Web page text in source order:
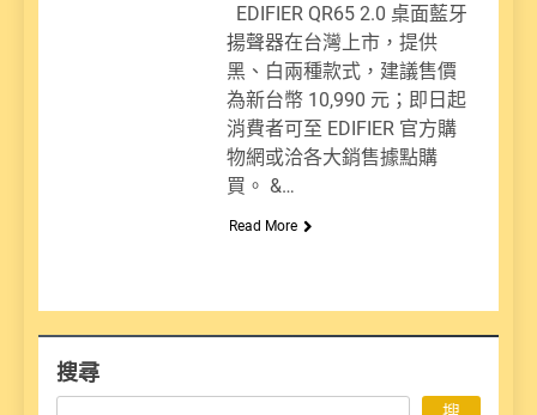
EDIFIER QR65 2.0 桌面藍牙
揚聲器在台灣上市，提供
黑、白兩種款式，建議售價
為新台幣 10,990 元；即日起
消費者可至 EDIFIER 官方購
物網或洽各大銷售據點購
買。 &…
Read More
搜尋